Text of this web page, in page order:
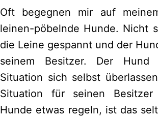
Oft begegnen mir auf
leinen-pöbelnde Hunde. Nicht
die Leine gespannt und der
seinem Besitzer. Der
Situation sich selbst
Situation für seinen
Hunde etwas regeln, ist das